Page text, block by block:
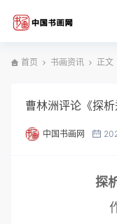
首页 书画资讯 正文
曹林洲评论《探
中国书画网
探
作者